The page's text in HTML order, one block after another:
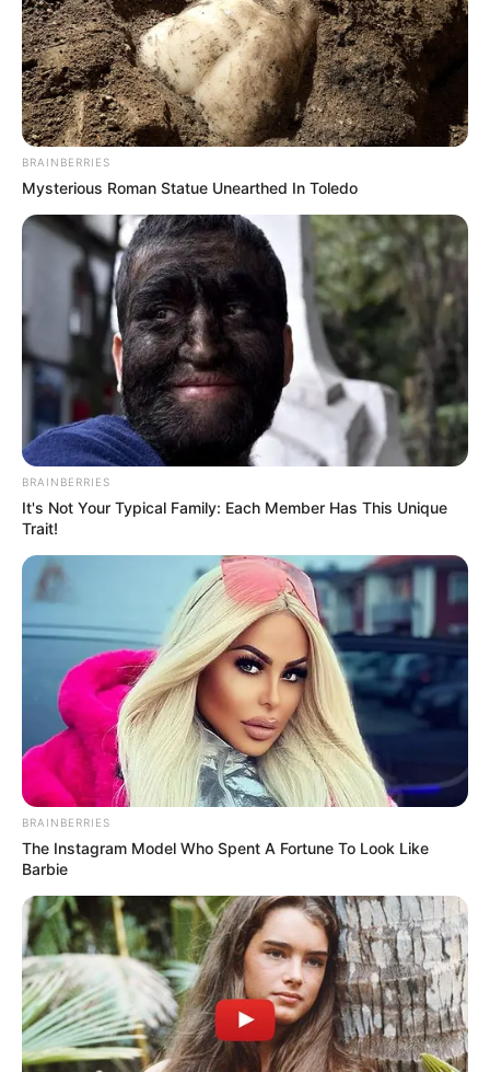
Réunion n°1 QUINTÉ PRIX DES LANDES – Plat – 1600
mètres.
Quinté du jeudi 16 octobre à
Saint-Cloud : analyse complète
du Prix des Landes
Le rendez-vous du jour se déroule sur l’hippodrome
de Saint-Cloud, théâtre du Prix des Landes, un
handicap pour chevaux d’âge disputé sur 1 600
BRAINBERRIES
Mysterious Roman Statue Unearthed In Toledo
BRAINBERRIES
It's Not Your Typical Family: Each Member Has This Unique
Trait!
BRAINBERRIES
The Instagram Model Who Spent A Fortune To Look Like
Barbie